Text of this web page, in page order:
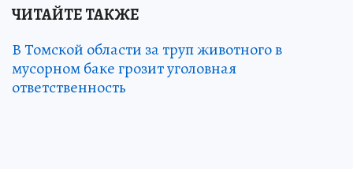
ЧИТАЙТЕ ТАКЖЕ
В Томской области за труп животного в
мусорном баке грозит уголовная
ответственность